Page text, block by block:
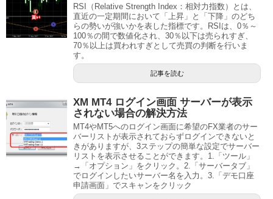
RSI（Relative Strength Index：相対力指数）とは、
直近の一定期間において「上昇」と「下降」のどち
らの勢いが強いかを表した指標です。RSIは、0％～
100％の間で数値化され、30％以下は売られすぎ、
70％以上は買われすぎとして売買の判断を行いま
す。
記事を読む
XM MT4 ログイン画面 サーバーが表示
されない場合の解決方法
MT4やMT5へのログイン画面に希望のFX業者のサー
バーリストが表示されておらずログインできないと
きがありますが、3ステップの簡単な設定でサーバー
リストを表示させることができます。1.「ツール」
→「オプション」をクリック。2.「サーバータブ」
でログインしたいサーバー名を入力。3.「デモ口座
申請画面」でスキャンをクリック